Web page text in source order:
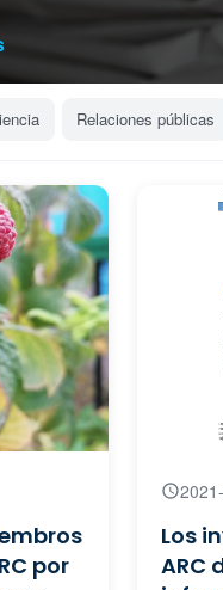
Relaciones públicas
por
Los
ARC